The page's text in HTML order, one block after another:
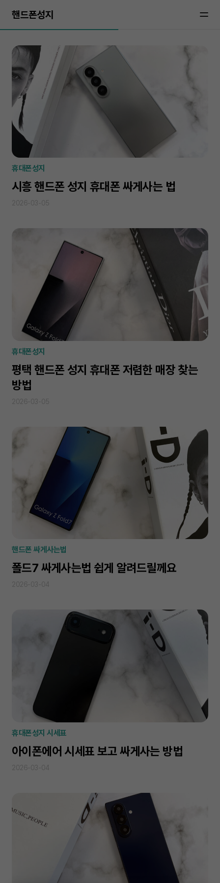
핸드폰성지
휴대폰성지
시흥 핸드폰 성지 휴대폰 싸게사는 법
휴대폰성지
평택 핸드폰 성지 휴대폰 저렴한 매장 찾는
방법
핸드폰 싸게사는법
폴드7 싸게사는법 쉽게 알려드릴께요
휴대폰성지 시세표
아이폰에어 시세표 보고 싸게사는 방법